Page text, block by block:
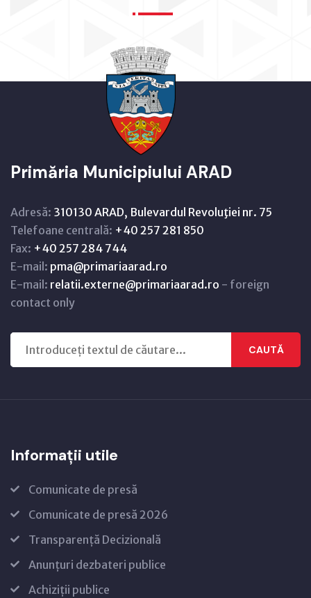
Primăria Municipiului ARAD
Adresă: 310130 ARAD, Bulevardul Revoluţiei nr. 75
Telefoane centrală: +40 257 281 850
Fax: +40 257 284 744
E-mail: pma@primariaarad.ro
E-mail: relatii.externe@primariaarad.ro - foreign
contact only
CAUTĂ
Informații utile
Comunicate de presă
Comunicate de presă 2026
Transparență Decizională
Anunțuri dezbateri publice
Achiziții publice